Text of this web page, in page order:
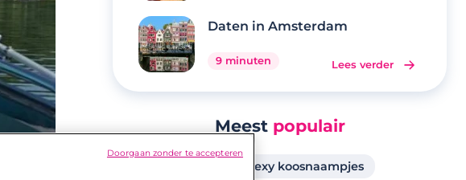
Daten in Amsterdam
9 minuten Lees verder
Meest populair
sexy koosnaampjes
Doorgaan zonder te accepteren